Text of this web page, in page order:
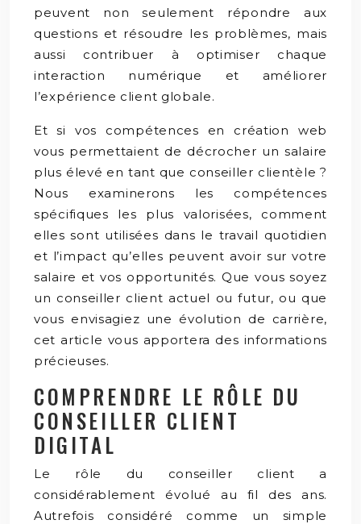
peuvent non seulement répondre aux
questions et résoudre les problèmes, mais
aussi contribuer à optimiser chaque
interaction numérique et améliorer
l’expérience client globale.
Et si vos compétences en création web
vous permettaient de décrocher un salaire
plus élevé en tant que conseiller clientèle ?
Nous examinerons les compétences
spécifiques les plus valorisées, comment
elles sont utilisées dans le travail quotidien
et l’impact qu’elles peuvent avoir sur votre
salaire et vos opportunités. Que vous soyez
un conseiller client actuel ou futur, ou que
vous envisagiez une évolution de carrière,
cet article vous apportera des informations
précieuses.
COMPRENDRE LE RÔLE DU
CONSEILLER CLIENT
DIGITAL
Le rôle du conseiller client a
considérablement évolué au fil des ans.
Autrefois considéré comme un simple